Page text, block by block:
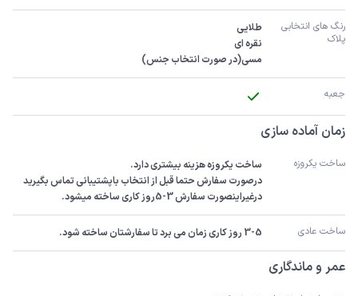
پلاک
مسی(در صورت انتخاب جنس)
جعبه
زمان آماده سازی
ساخت یکروزه
درغیراینصورت سفارش 3-5روز کاری ساخته میشود.
ساخت عادی 3-5 روز کاری زمان می برد تا سفارشتان ساخته شود.
عمر و ماندگاری